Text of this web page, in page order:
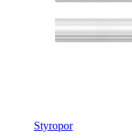
Styropor